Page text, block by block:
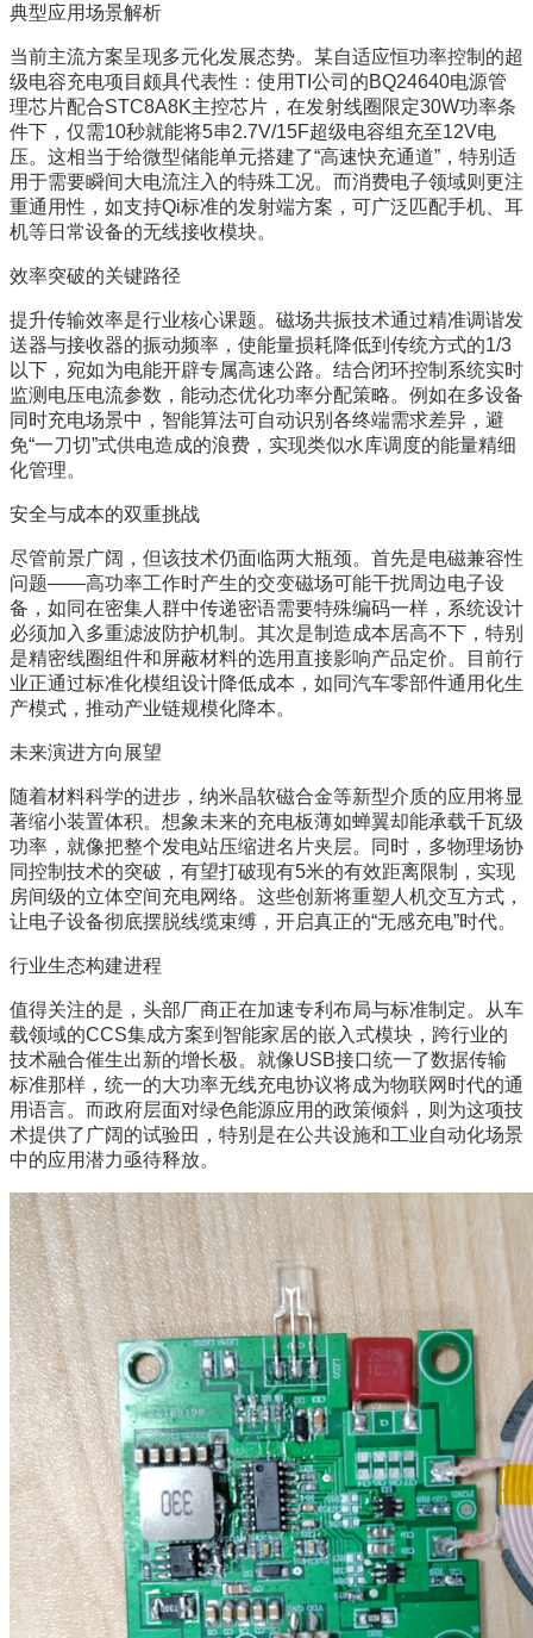
典型应用场景解析
当前主流方案呈现多元化发展态势。某自适应恒功率控制的超
级电容充电项目颇具代表性：使用TI公司的BQ24640电源管
理芯片配合STC8A8K主控芯片，在发射线圈限定30W功率条
件下，仅需10秒就能将5串2.7V/15F超级电容组充至12V电
压。这相当于给微型储能单元搭建了“高速快充通道”，特别适
用于需要瞬间大电流注入的特殊工况。而消费电子领域则更注
重通用性，如支持Qi标准的发射端方案，可广泛匹配手机、耳
机等日常设备的无线接收模块。
效率突破的关键路径
提升传输效率是行业核心课题。磁场共振技术通过精准调谐发
送器与接收器的振动频率，使能量损耗降低到传统方式的1/3
以下，宛如为电能开辟专属高速公路。结合闭环控制系统实时
监测电压电流参数，能动态优化功率分配策略。例如在多设备
同时充电场景中，智能算法可自动识别各终端需求差异，避
免“一刀切”式供电造成的浪费，实现类似水库调度的能量精细
化管理。
安全与成本的双重挑战
尽管前景广阔，但该技术仍面临两大瓶颈。首先是电磁兼容性
问题——高功率工作时产生的交变磁场可能干扰周边电子设
备，如同在密集人群中传递密语需要特殊编码一样，系统设计
必须加入多重滤波防护机制。其次是制造成本居高不下，特别
是精密线圈组件和屏蔽材料的选用直接影响产品定价。目前行
业正通过标准化模组设计降低成本，如同汽车零部件通用化生
产模式，推动产业链规模化降本。
未来演进方向展望
随着材料科学的进步，纳米晶软磁合金等新型介质的应用将显
著缩小装置体积。想象未来的充电板薄如蝉翼却能承载千瓦级
功率，就像把整个发电站压缩进名片夹层。同时，多物理场协
同控制技术的突破，有望打破现有5米的有效距离限制，实现
房间级的立体空间充电网络。这些创新将重塑人机交互方式，
让电子设备彻底摆脱线缆束缚，开启真正的“无感充电”时代。
行业生态构建进程
值得关注的是，头部厂商正在加速专利布局与标准制定。从车
载领域的CCS集成方案到智能家居的嵌入式模块，跨行业的
技术融合催生出新的增长极。就像USB接口统一了数据传输
标准那样，统一的大功率无线充电协议将成为物联网时代的通
用语言。而政府层面对绿色能源应用的政策倾斜，则为这项技
术提供了广阔的试验田，特别是在公共设施和工业自动化场景
中的应用潜力亟待释放。